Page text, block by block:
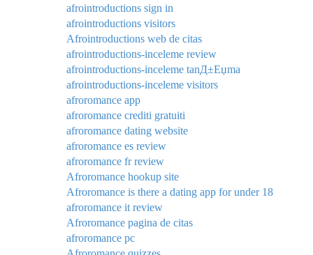
afrointroductions sign in
afrointroductions visitors
Afrointroductions web de citas
afrointroductions-inceleme review
afrointroductions-inceleme tanД±Еџma
afrointroductions-inceleme visitors
afroromance app
afroromance crediti gratuiti
afroromance dating website
afroromance es review
afroromance fr review
Afroromance hookup site
Afroromance is there a dating app for under 18
afroromance it review
Afroromance pagina de citas
afroromance pc